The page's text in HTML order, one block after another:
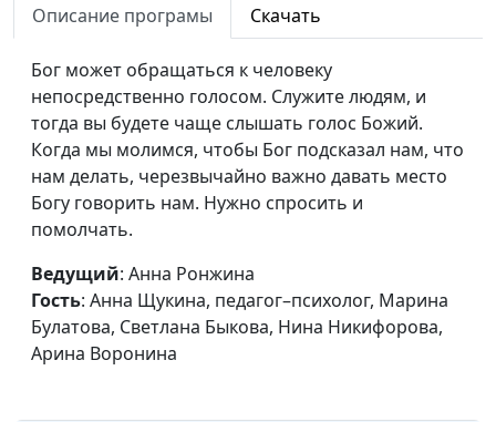
Описание програмы Скачать
Бог может обращаться к человеку
непосредственно голосом. Служите людям, и
тогда вы будете чаще слышать голос Божий.
Когда мы молимся, чтобы Бог подсказал нам, что
нам делать, черезвычайно важно давать место
Богу говорить нам. Нужно спросить и
помолчать.
Ведущий: Анна Ронжина
Гость: Анна Щукина, педагог–психолог, Марина
Булатова, Светлана Быкова, Нина Никифорова,
Арина Воронина
Усатый, Арина Воронина
Переводить ли
семейное обучение?
Щукина, педагог–
психолог, Екатерина
Сажина, Анна Варенова,
Анжелика Чуринова,
Арина Воронина
Можно ли изменить
поведение ребенка?
Лебедева, клинический
психолог, Алена
Костерина, Елена